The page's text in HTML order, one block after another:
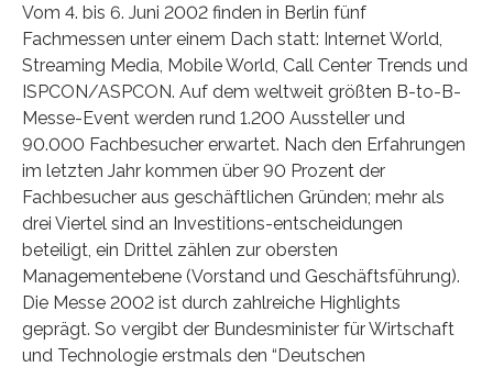
Vom 4. bis 6. Juni 2002 finden in Berlin fünf
Fachmessen unter einem Dach statt: Internet World,
Streaming Media, Mobile World, Call Center Trends und
ISPCON/ASPCON. Auf dem weltweit größten B-to-B-
Messe-Event werden rund 1.200 Aussteller und
90.000 Fachbesucher erwartet. Nach den Erfahrungen
im letzten Jahr kommen über 90 Prozent der
Fachbesucher aus geschäftlichen Gründen; mehr als
drei Viertel sind an Investitions-entscheidungen
beteiligt, ein Drittel zählen zur obersten
Managementebene (Vorstand und Geschäftsführung).
Die Messe 2002 ist durch zahlreiche Highlights
geprägt. So vergibt der Bundesminister für Wirtschaft
und Technologie erstmals den “Deutschen